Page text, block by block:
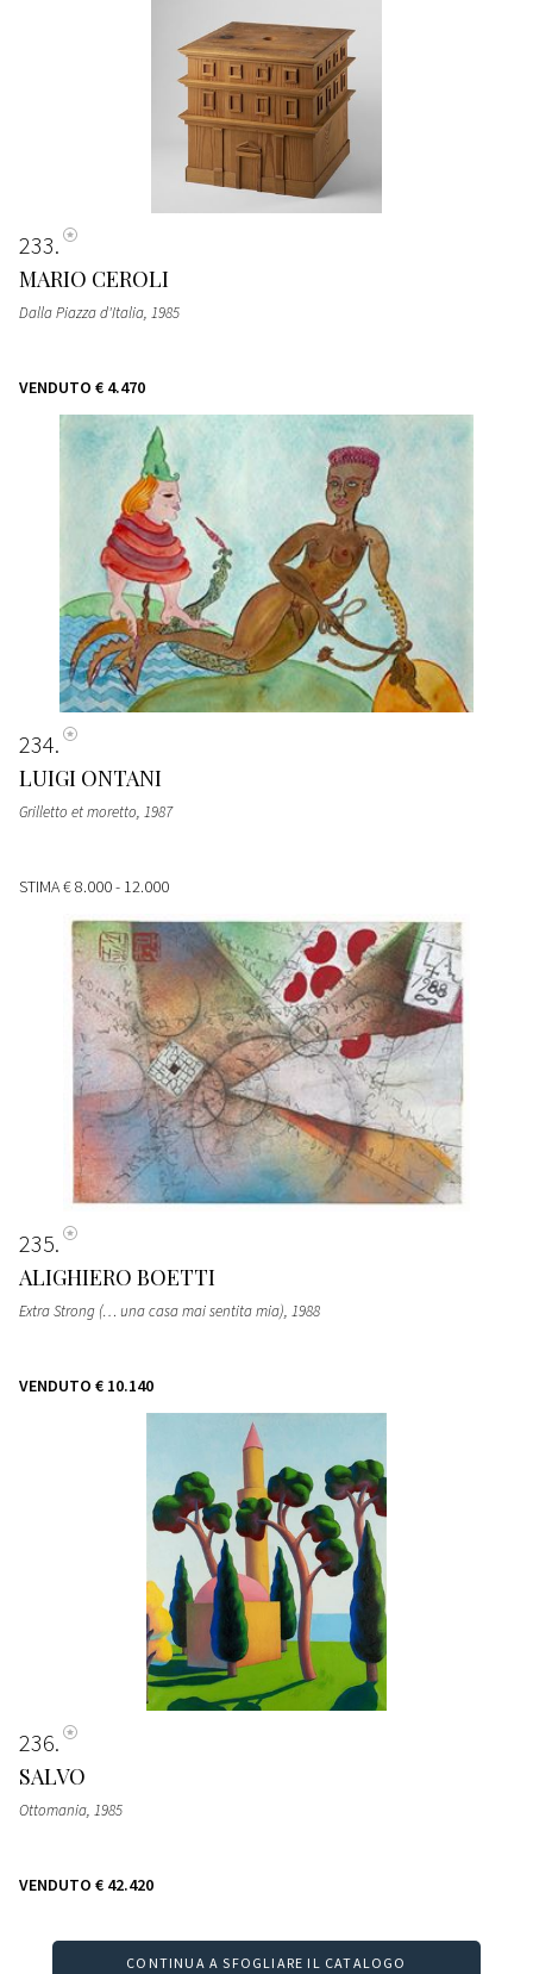
233
MARIO CEROLI
Dalla Piazza d'Italia, 1985
VENDUTO € 4.470
234
LUIGI ONTANI
Grilletto et moretto, 1987
STIMA€ 8.000 - 12.000
235
ALIGHIERO BOETTI
Extra Strong (… una casa mai sentita mia), 1988
VENDUTO € 10.140
236
SALVO
Ottomania, 1985
VENDUTO € 42.420
CONTINUA A SFOGLIARE IL CATALOGO